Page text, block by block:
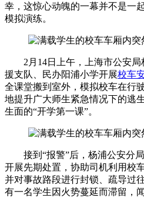
幸，这惊心动魄的一幕并不是一
模拟演练。
2月14日上午，上海市公安局
援支队、民办阳浦小学开展校车
全课堂搬到室外，模拟校车在行
地提升广大师生紧急情况下的逃
生面的“开学第一课”。
接到“报警”后，杨浦公安分局
开展先期处置，协助司机利用校
并对事故路段进行封锁、疏导过
有一名学生因火势蔓延而滞留，